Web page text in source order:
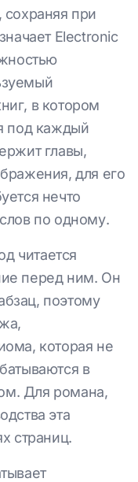
сохраняя при
Electronic
в котором
под каждый
главы,
для его
нечто
по одному.
читается
перед ним. Он
поэтому
которая не
в
Для романа,
эта
страниц.